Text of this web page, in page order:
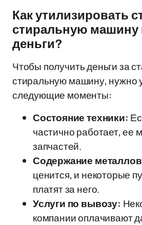
Как утилизировать
стиральную машину
деньги?
Чтобы получить деньги за
стиральную машину, нужно
следующие моменты:
Состояние техники:
частично работает, ее
запчастей.
Содержание
ценится, и некоторые
платят за него.
Услуги по вывозу:
компании оплачивают